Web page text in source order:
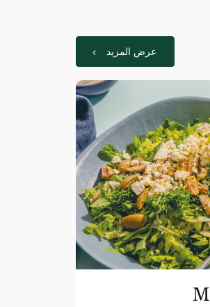
عرض المزيد